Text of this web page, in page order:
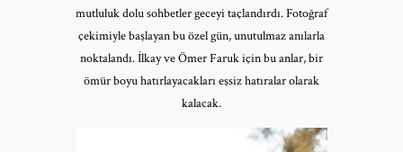
mutluluk dolu sohbetler geceyi taçlandırdı. Fotoğraf
çekimiyle başlayan bu özel gün, unutulmaz anılarla
noktalandı. İlkay ve Ömer Faruk için bu anlar, bir
ömür boyu hatırlayacakları eşsiz hatıralar olarak
kalacak.